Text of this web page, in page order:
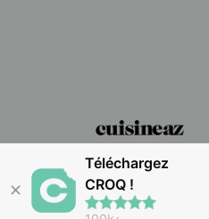
✕
Téléchargez
CROQ !